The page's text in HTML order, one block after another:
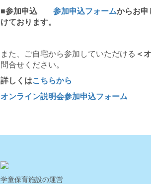
■参加申込 参加申込フォームからお申
けております。
また、ご自宅から参加していただける ＜
問合せください。
詳しくはこちらから
オンライン説明会参加申込フォーム
学童保育施設の運営